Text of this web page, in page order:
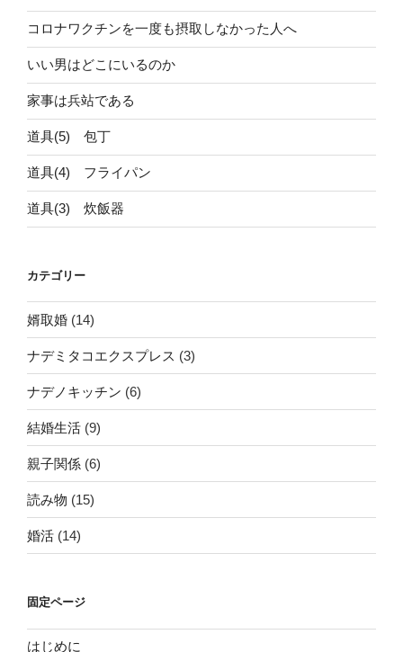
に
会
く
て
い
い”
コロナワクチンを一度も摂取しなかった人へ
いい男はどこにいるのか
家事は兵站である
道具(5) 包丁
道具(4) フライパン
道具(3) 炊飯器
カテゴリー
婿取婚 (14)
ナデミタコエクスプレス (3)
ナデノキッチン (6)
結婚生活 (9)
親子関係 (6)
読み物 (15)
婚活 (14)
固定ページ
はじめに